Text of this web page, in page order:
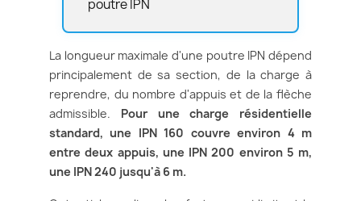
poutre IPN
La longueur maximale d'une poutre IPN dépend
principalement de sa section, de la charge à
reprendre, du nombre d'appuis et de la flèche
admissible. Pour une charge résidentielle
standard, une IPN 160 couvre environ 4 m
entre deux appuis, une IPN 200 environ 5 m,
une IPN 240 jusqu'à 6 m.